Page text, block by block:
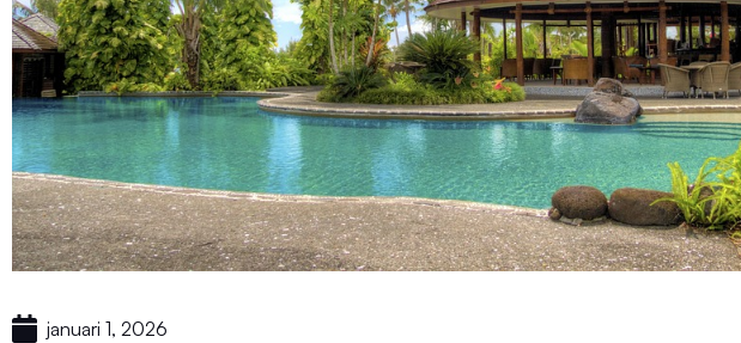
januari 1, 2026